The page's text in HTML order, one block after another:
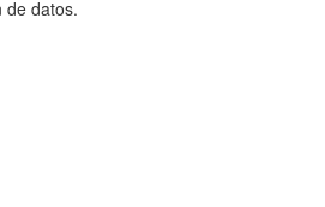
de datos.